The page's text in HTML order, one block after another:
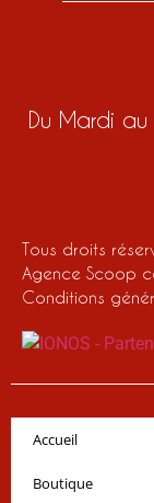
Du Mardi au
Tous droits
Agence Scoop
Conditions
Accueil
Boutique